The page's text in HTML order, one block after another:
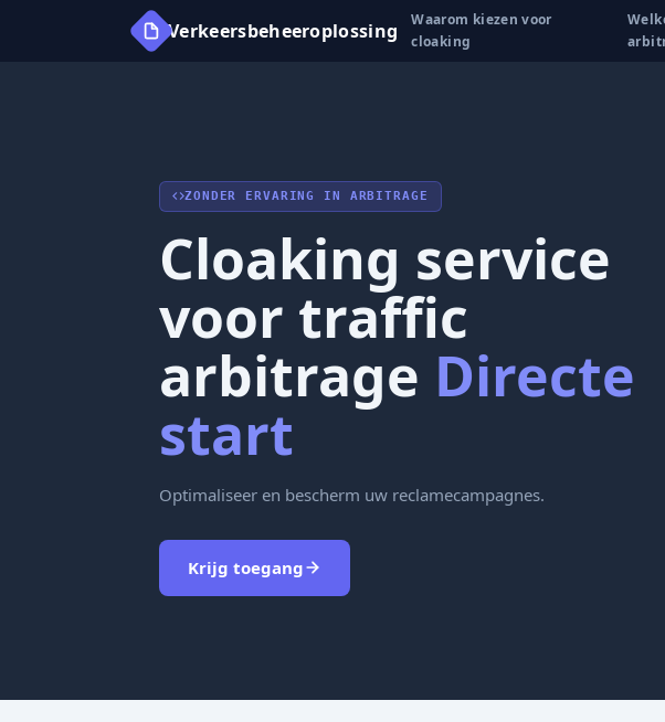
Verkeersbeheeroplossing
Waarom kiezen voor
cloaking
ZONDER ERVARING IN ARBITRAGE
Cloaking service
voor traffic
arbitrage Directe
start
Optimaliseer en bescherm uw reclamecampagnes.
Krijg toegang